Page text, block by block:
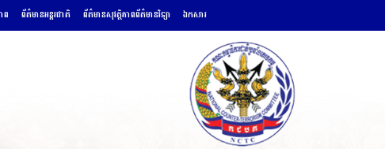
ព ព័ត៌មានអន្តរជាតិ ព័ត៌មានសុវត្ថិភាពព័ត៌មានវិទ្យា ឯកសារ